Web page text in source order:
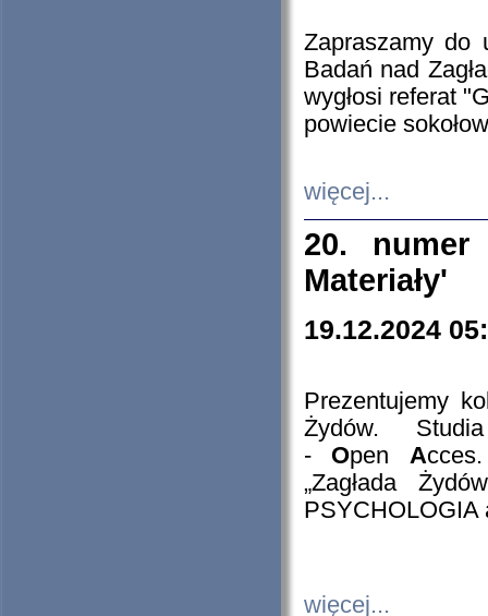
Zapraszamy do
Badań nad
wygłosi referat
powiecie
więcej...
20. numer
Materiały'
19.12.2024
Prezentujemy
Żydów.
- Open A
„Zagłada
PSYCHOLOGIA
więcej...